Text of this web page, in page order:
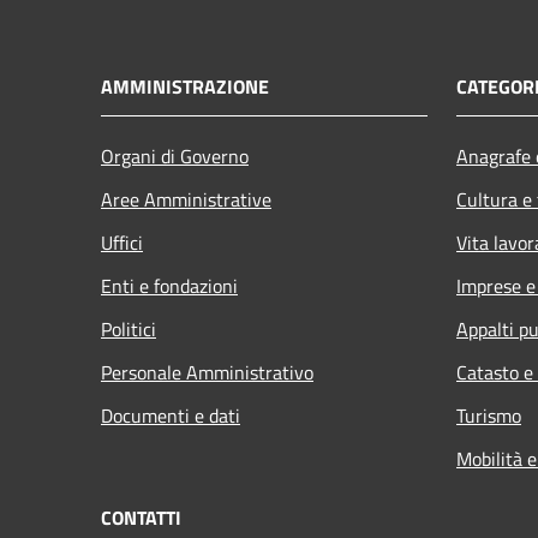
AMMINISTRAZIONE
Organi di Governo
Aree Amministrative
Uffici
Enti e fondazioni
Politici
Personale Amministrativo
Documenti e dati
Cultura
Vita
Imprese
Appalti
Catasto
Turismo
Mobilità
CONTATTI